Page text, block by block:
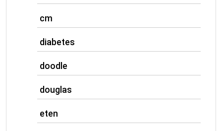
cm
diabetes
doodle
douglas
eten